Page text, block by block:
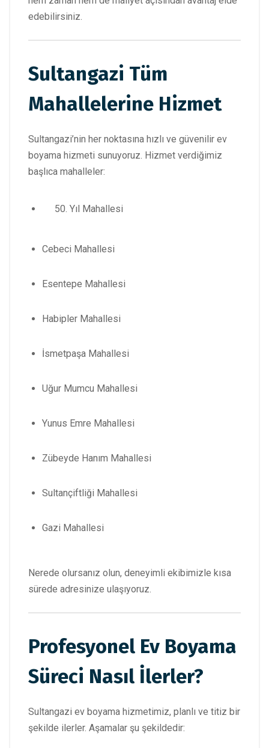
edebilirsiniz.
Sultangazi Tüm
Mahallelerine Hizmet
Sultangazi’nin her noktasına hızlı ve güvenilir ev
boyama hizmeti sunuyoruz. Hizmet verdiğimiz
başlıca mahalleler:
Yıl Mahallesi
Cebeci Mahallesi
Esentepe Mahallesi
Habipler Mahallesi
İsmetpaşa Mahallesi
Uğur Mumcu Mahallesi
Yunus Emre Mahallesi
Zübeyde Hanım Mahallesi
Sultançiftliği Mahallesi
Gazi Mahallesi
Nerede olursanız olun, deneyimli ekibimizle kısa
sürede adresinize ulaşıyoruz.
Profesyonel Ev Boyama
Süreci Nasıl İlerler?
Sultangazi ev boyama hizmetimiz, planlı ve titiz bir
şekilde ilerler. Aşamalar şu şekildedir: